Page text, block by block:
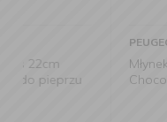
Młynek Paris 40cm
Chocolate do pieprzu